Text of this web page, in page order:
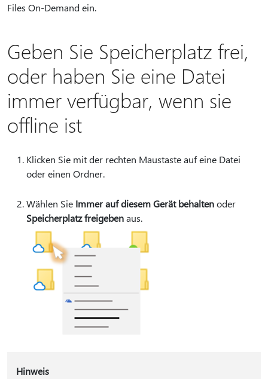
Files On-Demand ein.
Geben Sie Speicherplatz frei,
oder haben Sie eine Datei
immer verfügbar, wenn sie
offline ist
Klicken Sie mit der rechten Maustaste auf eine Datei
oder einen Ordner.
Wählen Sie Immer auf diesem Gerät behaltenoder
Speicherplatz freigebenaus.
Hinweis